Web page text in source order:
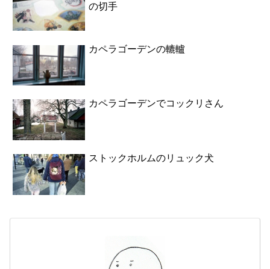
の切手
カペラゴーデンの轆轤
カペラゴーデンでコックリさん
ストックホルムのリュック犬